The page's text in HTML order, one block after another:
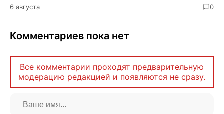
6 августа 0
Комментариев пока нет
Все комментарии проходят предварительную
модерацию редакцией и появляются не сразу.